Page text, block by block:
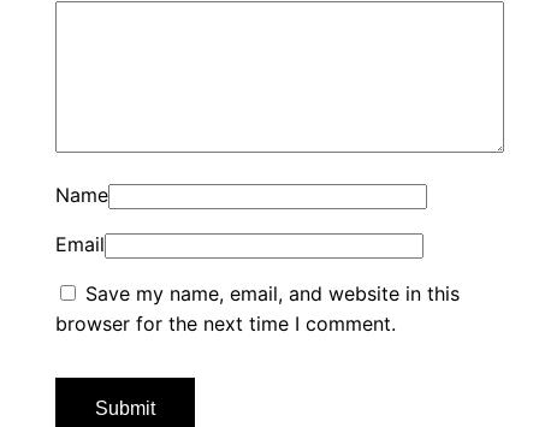
Name
Email
Save my name, email, and website in this
browser for the next time I comment.